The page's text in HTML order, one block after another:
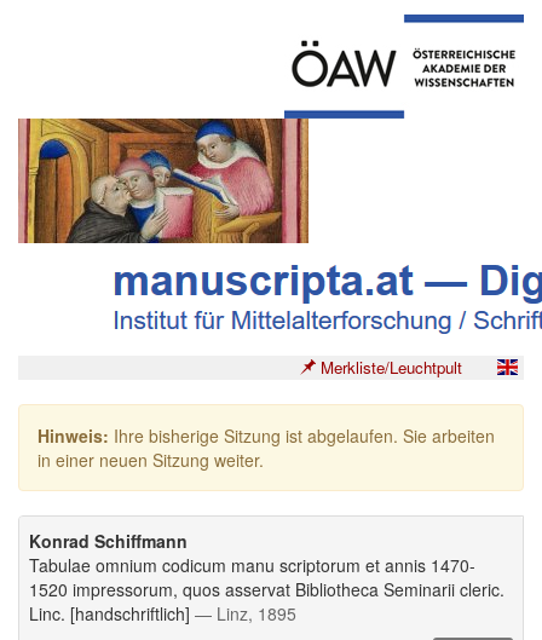
Merkliste/Leuchtpult
Hinweis: Ihre bisherige Sitzung ist abgelaufen. Sie arbeiten
in einer neuen Sitzung weiter.
Konrad Schiffmann
Tabulae omnium codicum manu scriptorum et annis 1470-
1520 impressorum, quos asservat Bibliotheca Seminarii cleric.
Linc. [handschriftlich] — Linz, 1895